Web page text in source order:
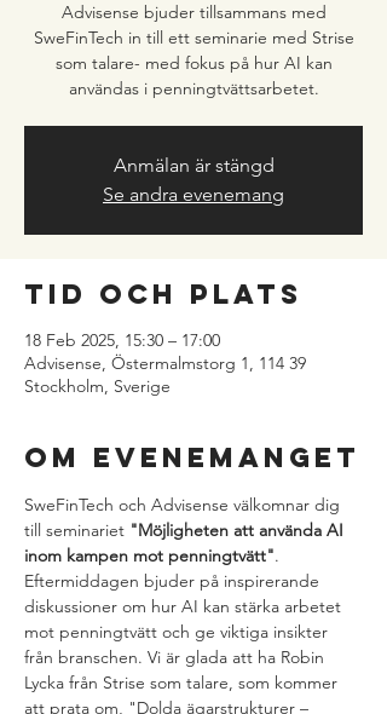
Advisense bjuder tillsammans med
SweFinTech in till ett seminarie med Strise
som talare- med fokus på hur AI kan
användas i penningtvättsarbetet.
Anmälan är stängd
Se andra evenemang
Tid och plats
18 Feb 2025, 15:30 – 17:00
Advisense, Östermalmstorg 1, 114 39
Stockholm, Sverige
Om evenemanget
SweFinTech och Advisense välkomnar dig
till seminariet "Möjligheten att använda AI
inom kampen mot penningtvätt".
Eftermiddagen bjuder på inspirerande
diskussioner om hur AI kan stärka arbetet
mot penningtvätt och ge viktiga insikter
från branschen. Vi är glada att ha Robin
Lycka från Strise som talare, som kommer
att prata om, "Dolda ägarstrukturer –